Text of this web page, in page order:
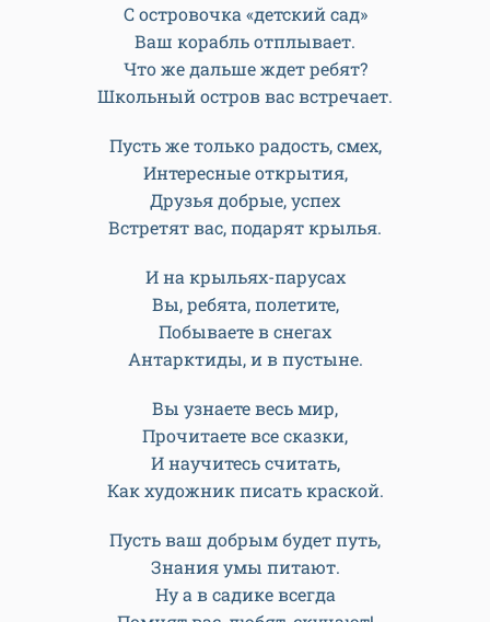
С островочка «детский сад»
Ваш корабль отплывает.
Что же дальше ждет ребят?
Школьный остров вас встречает.
Пусть же только радость, смех,
Интересные открытия,
Друзья добрые, успех
Встретят вас, подарят крылья.
И на крыльях-парусах
Вы, ребята, полетите,
Побываете в снегах
Антарктиды, и в пустыне.
Вы узнаете весь мир,
Прочитаете все сказки,
И научитесь считать,
Как художник писать краской.
Пусть ваш добрым будет путь,
Знания умы питают.
Ну а в садике всегда